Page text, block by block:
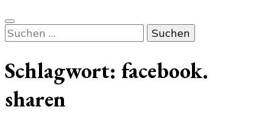
Suchen
nach:
Schlagwort: facebook.
sharen